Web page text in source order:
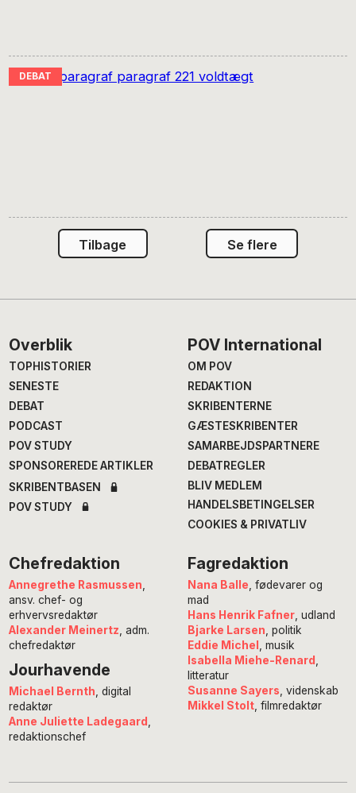
Tilbage Se flere
Footer
Overblik
TOPHISTORIER
SENESTE
DEBAT
PODCAST
POV STUDY
SPONSOREREDE ARTIKLER
SKRIBENTBASEN
POV STUDY
POV International
OM POV
REDAKTION
SKRIBENTERNE
GÆSTESKRIBENTER
SAMARBEJDSPARTNERE
DEBATREGLER
BLIV MEDLEM
HANDELSBETINGELSER
COOKIES & PRIVATLIV
Chefredaktion
Annegrethe Rasmussen
ansv. chef- og
erhvervsredaktør
Alexander Meinertz , adm.
chefredaktør
Jourhavende
Michael Bernth , digital
redaktør
Anne Juliette Ladegaard
redaktionschef
Fagredaktion
Nana Balle , fødevarer og
mad
Hans Henrik Fafner, udland
Bjarke Larsen , politik
Eddie Michel
, musik
Isabella Miehe-Renard
litteratur
Susanne Sayers , videnskab
Mikkel Stolt, filmredaktør